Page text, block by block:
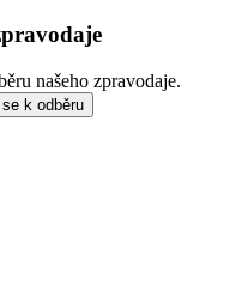
našeho zpravodaje.
k odběru